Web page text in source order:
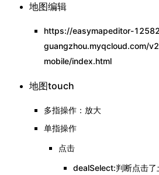
地图编辑
https://easymapeditor-
guangzhou.myqcloud.com/
mobile/index.html
地图touch
多指操作：放大
单指操作
点击
dealSelect:判断点击了